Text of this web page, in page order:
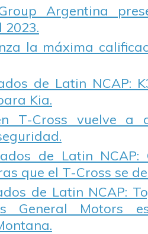
Argentina
2023.
la máxima
de Latin NCAP:
Kia.
T-Cross vuelve a
de Latin NCAP:
que el T-Cross se
de Latin NCAP:
General Motors